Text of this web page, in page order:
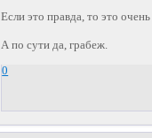
Если это правда, то это
А по сути да, грабеж.
0